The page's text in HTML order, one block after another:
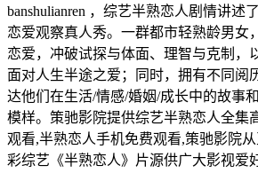
banshulianren ，综艺半熟恋人剧情讲述
恋爱观察真人秀。一群都市轻熟龄男女
恋爱，冲破试探与体面、理智与克制，
面对人生半途之爱；同时，拥有不同阅
达他们在生活/情感/婚姻/成长中的故事
模样。策驰影院提供综艺半熟恋人全集
观看,半熟恋人手机免费观看,策驰影院
彩综艺《半熟恋人》片源供广大影视爱